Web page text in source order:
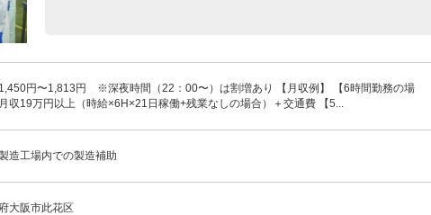
円〜1,813円 ※深夜時間（22：00〜）は割増あり 【月収例】 【6時間勤務の場
収19万円以上（時給×6H×21日稼働+残業なしの場合）＋交通費 【5...
造工場内での製造補助
大阪市此花区